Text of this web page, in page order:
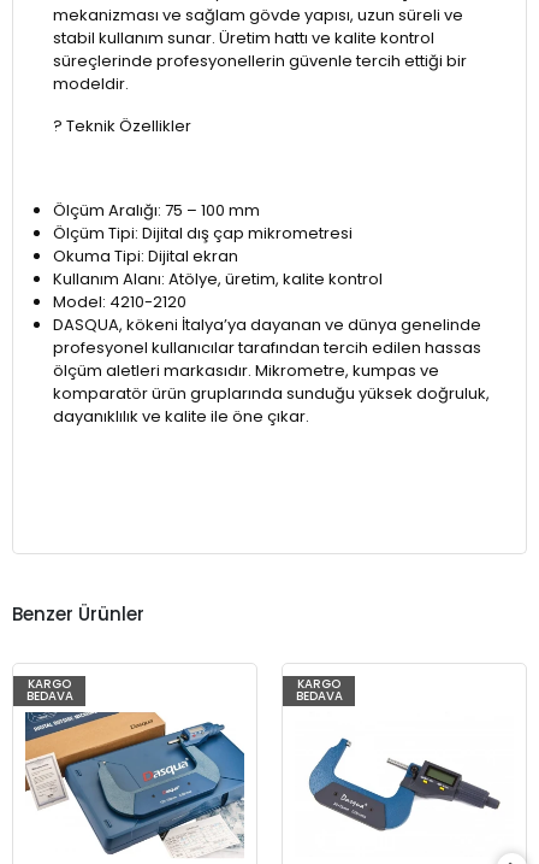
mekanizması ve sağlam gövde yapısı, uzun süreli ve
stabil kullanım sunar. Üretim hattı ve kalite kontrol
süreçlerinde profesyonellerin güvenle tercih ettiği bir
modeldir.
? Teknik Özellikler
Ölçüm Aralığı: 75 – 100 mm
Ölçüm Tipi: Dijital dış çap mikrometresi
Okuma Tipi: Dijital ekran
Kullanım Alanı: Atölye, üretim, kalite kontrol
Model: 4210-2120
DASQUA, kökeni İtalya’ya dayanan ve dünya genelinde
profesyonel kullanıcılar tarafından tercih edilen hassas
ölçüm aletleri markasıdır. Mikrometre, kumpas ve
komparatör ürün gruplarında sunduğu yüksek doğruluk,
dayanıklılık ve kalite ile öne çıkar.
Benzer Ürünler
KARGO
BEDAVA
KARGO
BEDAVA